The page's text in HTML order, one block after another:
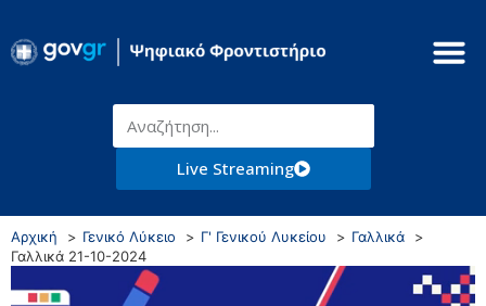
Live Streaming
Αρχική Γενικό Λύκειο Γ' Γενικού Λυκείου
Γαλλικά
Γαλλικά 21-10-2024